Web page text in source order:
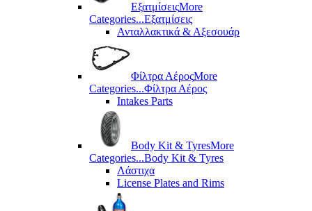
ΕξατμίσειςMore
Categories...Εξατμίσεις
Ανταλλακτικά & Αξεσουάρ
Φίλτρα ΑέροςMore
Categories...Φίλτρα Αέρος
Intakes Parts
Body Kit & TyresMore
Categories...Body Kit & Tyres
Λάστιχα
License Plates and Rims